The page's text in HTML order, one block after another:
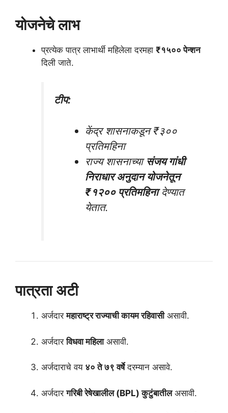
योजनेचे लाभ
प्रत्येक पात्र लाभार्थी महिलेला दरमहा ₹१५०० पेन्शन
दिली जाते.
टीप:
केंद्र शासनाकडून ₹३००
प्रतिमहिना
राज्य शासनाच्या संजय गांधी
निराधार अनुदान योजनेतून
₹१२०० प्रतिमहिनादेण्यात
येतात.
पात्रता अटी
अर्जदारमहाराष्ट्र राज्याची कायम रहिवासीअसावी.
अर्जदारविधवा महिलाअसावी.
अर्जदाराचे वय ४० ते ७९ वर्षेदरम्यान असावे.
अर्जदारगरिबी रेषेखालील (BPL) कुटुंबातीलअसावी.